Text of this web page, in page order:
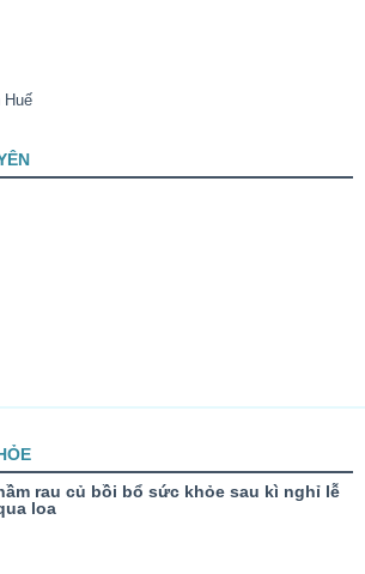
rau củ bồi bổ sức khỏe sau kì nghỉ lễ
loa